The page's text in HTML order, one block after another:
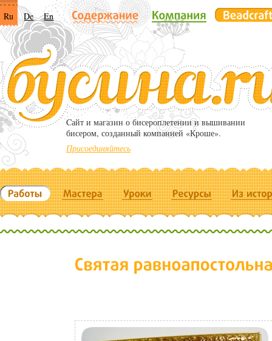
Ru De En
Cайт и магазин о бисероплетении и вышивании
бисером, созданный компанией «Кроше».
Присоединяйтесь